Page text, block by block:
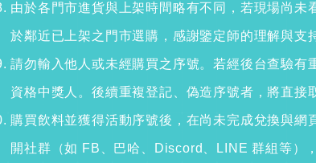
由於各門市進貨與上架時間略有不同，若現場尚
於鄰近已上架之門市選購，感謝鑒定師的理解與支
請勿輸入他人或未經購買之序號。若經後台查驗
資格中獎人。後續重複登記、偽造序號者，將直接
購買飲料並獲得活動序號後，在尚未完成兌換與
開社群（如 FB、巴哈、Discord、LINE 群組等）